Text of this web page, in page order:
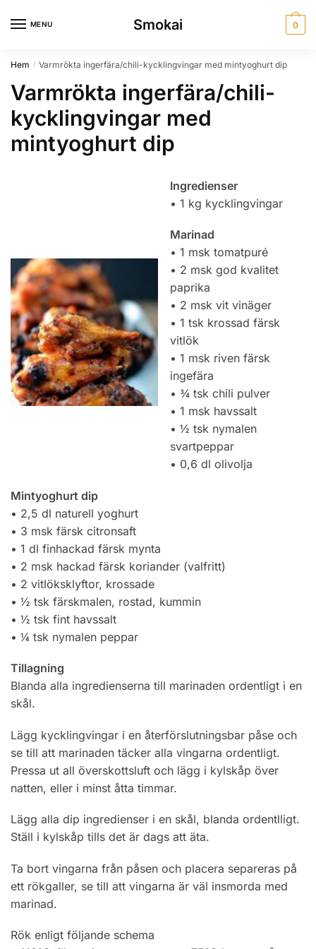
MENU Smokai 0
Hem / Varmrökta ingerfära/chili-kycklingvingar med mintyoghurt dip
Varmrökta ingerfära/chili-
kycklingvingar med
mintyoghurt dip
Ingredienser
• 1 kg kycklingvingar
Marinad
• 1 msk tomatpuré
• 2 msk god kvalitet
paprika
• 2 msk vit vinäger
• 1 tsk krossad färsk
vitlök
• 1 msk riven färsk
ingefära
• ¾ tsk chili pulver
• 1 msk havssalt
• ½ tsk nymalen
svartpeppar
• 0,6 dl olivolja
Mintyoghurt dip
• 2,5 dl naturell yoghurt
• 3 msk färsk citronsaft
• 1 dl finhackad färsk mynta
• 2 msk hackad färsk koriander (valfritt)
• 2 vitlöksklyftor, krossade
• ½ tsk färskmalen, rostad, kummin
• ½ tsk fint havssalt
• ¼ tsk nymalen peppar
Tillagning
Blanda alla ingredienserna till marinaden ordentligt i en
skål.
Lägg kycklingvingar i en återförslutningsbar påse och
se till att marinaden täcker alla vingarna ordentligt.
Pressa ut all överskottsluft och lägg i kylskåp över
natten, eller i minst åtta timmar.
Lägg alla dip ingredienser i en skål, blanda ordentlligt.
Ställ i kylskåp tills det är dags att äta.
Ta bort vingarna från påsen och placera separeras på
ett rökgaller, se till att vingarna är väl insmorda med
marinad.
Rök enligt följande schema